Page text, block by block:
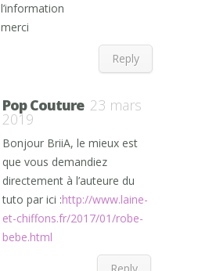
l’information
merci
Reply
Pop Couture 23 mars
2019
Bonjour BriiA, le mieux est
que vous demandiez
directement à l’auteure du
tuto par ici :http://www.laine-
et-chiffons.fr/2017/01/robe-
bebe.html